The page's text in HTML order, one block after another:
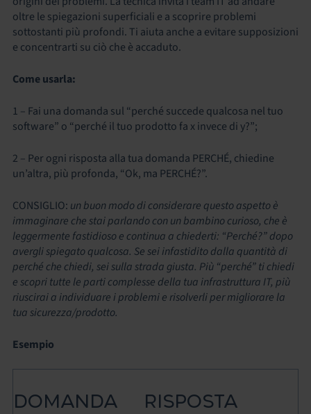
oltre le spiegazioni superficiali e a scoprire problemi
sottostanti più profondi. Ti aiuta anche a evitare supposizioni
e concentrarti su ciò che è accaduto.
Come usarla:
1 – Fai una domanda sul “perché succede qualcosa nel tuo
software” o “perché il tuo prodotto fa x invece di y?”;
2 – Per ogni risposta alla tua domanda PERCHÉ, chiedine
un’altra, più profonda, “Ok, ma PERCHÉ?”.
CONSIGLIO: un buon modo di considerare questo aspetto è
immaginare che stai parlando con un bambino curioso, che è
leggermente fastidioso e continua a chiederti: “Perché?” dopo
avergli spiegato qualcosa. Se sei infastidito dalla quantità di
perché che chiedi, sei sulla strada giusta. Più “perché” ti chiedi
e scopri tutte le parti complesse della tua infrastruttura IT, più
riuscirai a individuare i problemi e risolverli per migliorare la
tua sicurezza/prodotto.
Esempio
DOMANDA RISPOSTA